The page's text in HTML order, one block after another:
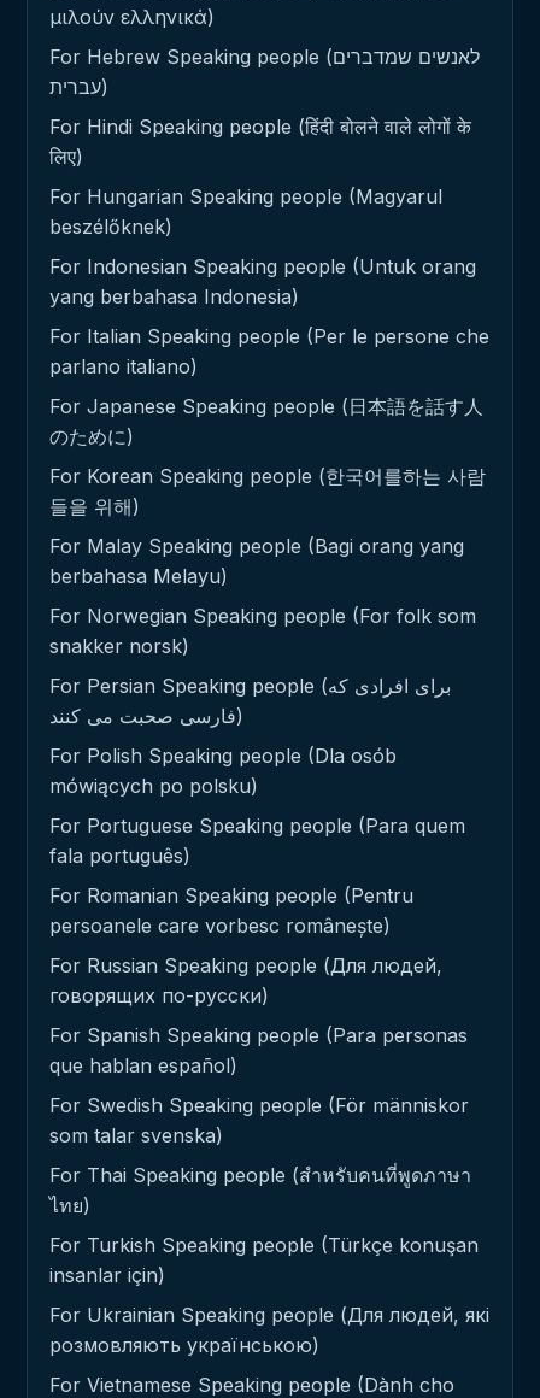
μιλούν ελληνικά)
For Hebrew Speaking people (לאנשים שמדברים
עברית)
For Hindi Speaking people (हिंदी बोलने वाले लोगों के
लिए)
For Hungarian Speaking people (Magyarul
beszélőknek)
For Indonesian Speaking people (Untuk orang
yang berbahasa Indonesia)
For Italian Speaking people (Per le persone che
parlano italiano)
For Japanese Speaking people (日本語を話す人
のために)
For Korean Speaking people (한국어를하는 사람
들을 위해)
For Malay Speaking people (Bagi orang yang
berbahasa Melayu)
For Norwegian Speaking people (For folk som
snakker norsk)
For Persian Speaking people (برای افرادی که
فارسی صحبت می کنند)
For Polish Speaking people (Dla osób
mówiących po polsku)
For Portuguese Speaking people (Para quem
fala português)
For Romanian Speaking people (Pentru
persoanele care vorbesc românește)
For Russian Speaking people (Для людей,
говорящих по-русски)
For Spanish Speaking people (Para personas
que hablan español)
For Swedish Speaking people (För människor
som talar svenska)
For Thai Speaking people (สำหรับคนที่พูดภาษา
ไทย)
For Turkish Speaking people (Türkçe konuşan
insanlar için)
For Ukrainian Speaking people (Для людей, які
розмовляють українською)
For Vietnamese Speaking people (Dành cho